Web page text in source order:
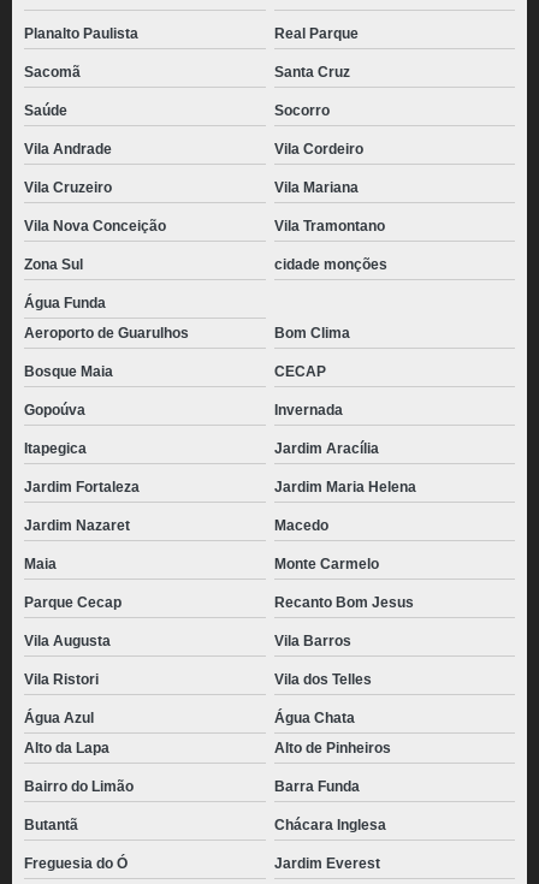
Cachoeirinha
preço de pão de queijo empanado congelado Santa Teresinha
distribuidora de pão de queijo mineiro congelado Jardim Maria Helena
preço de pão de queijo recheado congelado para revenda Parque do
Chaves
pães de queijo de parmesão congelado Chácara Inglesa
pães de queijo recheado com catupiry congelado Vila Nova Conceição
distribuidora de pão de queijo congelado 1kg Jardim Londrina
preço de pão de queijo mineiro congelado Vila Romana
pães de queijo chipa congelado Água Branca
pães de queijo congelado atacado Jardim São Paulo
distribuidora de pão de queijo de parmesão congelado Parque Maria
Domitila
pão de queijo chipa congelado valor Vila Endres
pães de queijo congelado atacado Caieras
pão de queijo palito congelado valor Vila Mazzei
pães de queijo recheado congelado para revenda Anália Franco
Planalto Paulista Real Parque
Sacomã Santa Cruz
Saúde Socorro
Vila Andrade Vila Cordeiro
Vila Cruzeiro Vila Mariana
Vila Nova Conceição Vila Tramontano
Zona Sul cidade monções
Água Funda
Aeroporto de Guarulhos
Bom Clima
Bosque Maia CECAP
Gopoúva Invernada
Itapegica Jardim Aracília
Jardim Fortaleza Jardim Maria Helena
Jardim Nazaret Macedo
Maia Monte Carmelo
Parque Cecap Recanto Bom Jesus
Vila Augusta Vila Barros
Vila Ristori Vila dos Telles
Água Azul
Água Chata
Alto da Lapa
Alto de Pinheiros
Bairro do Limão Barra Funda
Butantã Chácara Inglesa
Freguesia do Ó Jardim Everest